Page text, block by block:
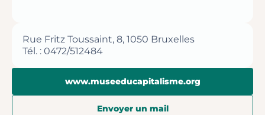
Rue Fritz Toussaint, 8, 1050 Bruxelles
Tél. : 0472/512484
www.museeducapitalisme.org
Envoyer un mail